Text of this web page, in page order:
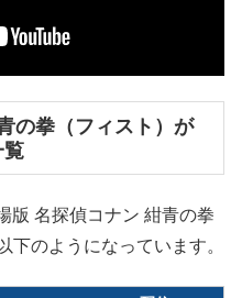
の拳（フィスト）が
覧
版 名探偵コナン 紺青の拳
下のようになっています。